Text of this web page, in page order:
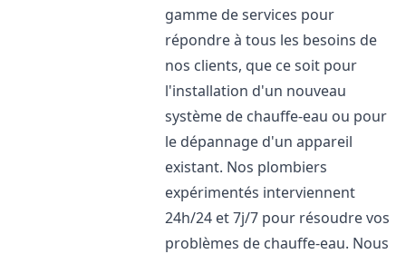
gamme de services pour
répondre à tous les besoins de
nos clients, que ce soit pour
l'installation d'un nouveau
système de chauffe-eau ou pour
le dépannage d'un appareil
existant. Nos plombiers
expérimentés interviennent
24h/24 et 7j/7 pour résoudre vos
problèmes de chauffe-eau. Nous